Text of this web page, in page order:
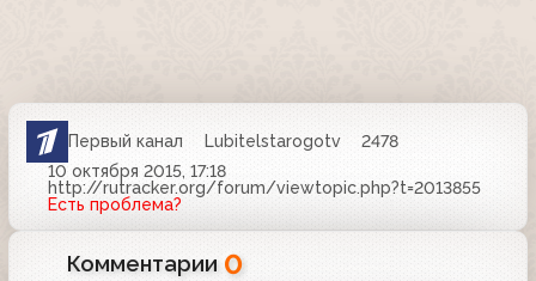
Первый канал Lubitelstarogotv
2478
10 октября 2015, 17:18
http://rutracker.org/forum/viewtopic.php?t=2013855
Есть проблема?
Комментарии 0